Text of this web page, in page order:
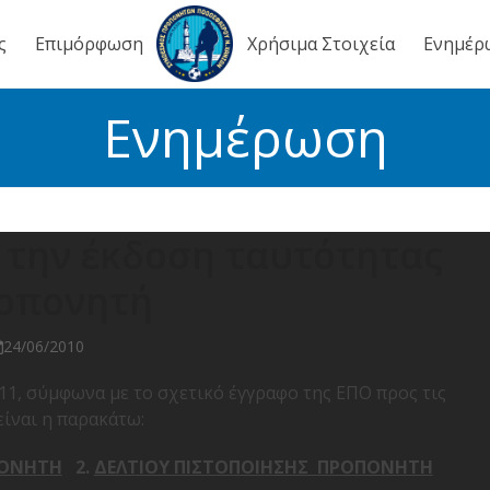
Επιμόρφωση Χρήσιμα Στοιχεία
Ενημέρωση
24/06/2010
σύμφωνα με το σχετικό έγγραφο της ΕΠΟ προς τις
η παρακάτω:
2. ΔΕΛΤΙΟΥ ΠΙΣΤΟΠΟΙΗΣΗΣ ΠΡΟΠΟΝΗΤΗ